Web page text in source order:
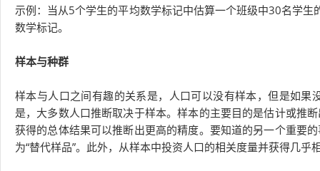
示例：当从5个学生的平均数学标记中估算一个班级中30名学
数学标记。
样本与种群
样本与人口之间有趣的关系是，人口可以没有样本，但是如
是，大多数人口推断取决于样本。样本的主要目的是估计或推
获得的总体结果可以推断出更高的精度。要知道的另一个重要
为“替代样品”。此外，从样本中投资人口的相关度量并获得几